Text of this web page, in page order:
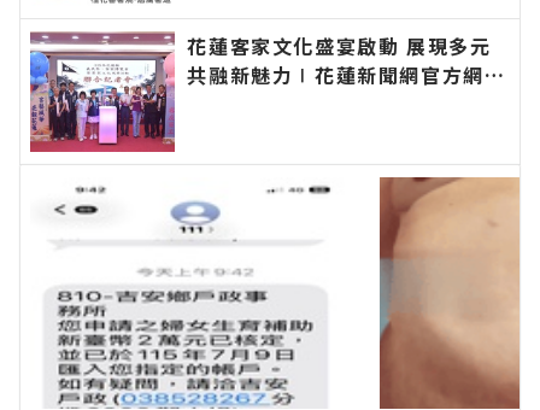
快速的今日新聞報導 最新的在地
資訊！
花蓮客家文化盛宴啟動 展現多元
共融新魅力∣花蓮新聞網官方網站